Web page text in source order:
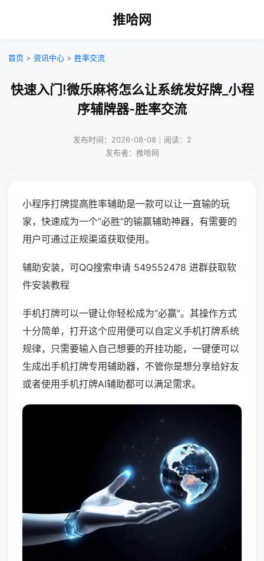
推哈网
首页 > 资讯中心 > 胜率交流
快速入门!微乐麻将怎么让系统发好牌_小程
序辅牌器-胜率交流
发布时间：2026-08-08｜阅读：2
发布者：推哈网
小程序打牌提高胜率辅助是一款可以让一直输的玩
家，快速成为一个“必胜”的输赢辅助神器，有需要的
用户可通过正规渠道获取使用。
辅助安装，可QQ搜索申请 549552478 进群获取软
件安装教程
手机打牌可以一键让你轻松成为“必赢”。其操作方式
十分简单，打开这个应用便可以自定义手机打牌系统
规律，只需要输入自己想要的开挂功能，一键便可以
生成出手机打牌专用辅助器，不管你是想分享给好友
或者使用手机打牌AI辅助都可以满足需求。